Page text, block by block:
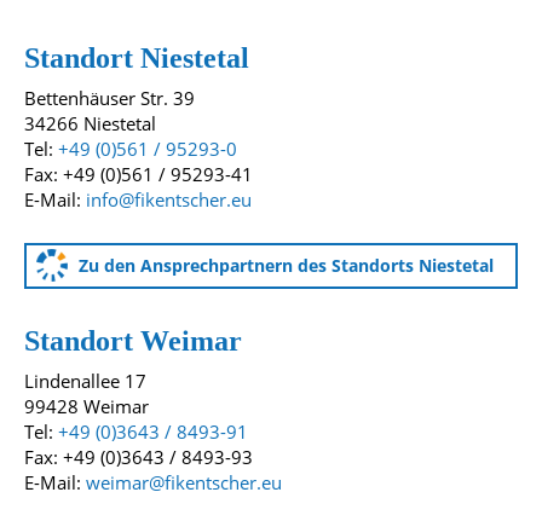
Standort Niestetal
Bettenhäuser Str. 39
34266 Niestetal
Tel: +49 (0)561 / 95293-0
Fax: +49 (0)561 / 95293-41
E-Mail: info@fikentscher.eu
Zu den Ansprechpartnern des Standorts Niestetal
Standort Weimar
Lindenallee 17
99428 Weimar
Tel: +49 (0)3643 / 8493-91
Fax: +49 (0)3643 / 8493-93
E-Mail: weimar@fikentscher.eu